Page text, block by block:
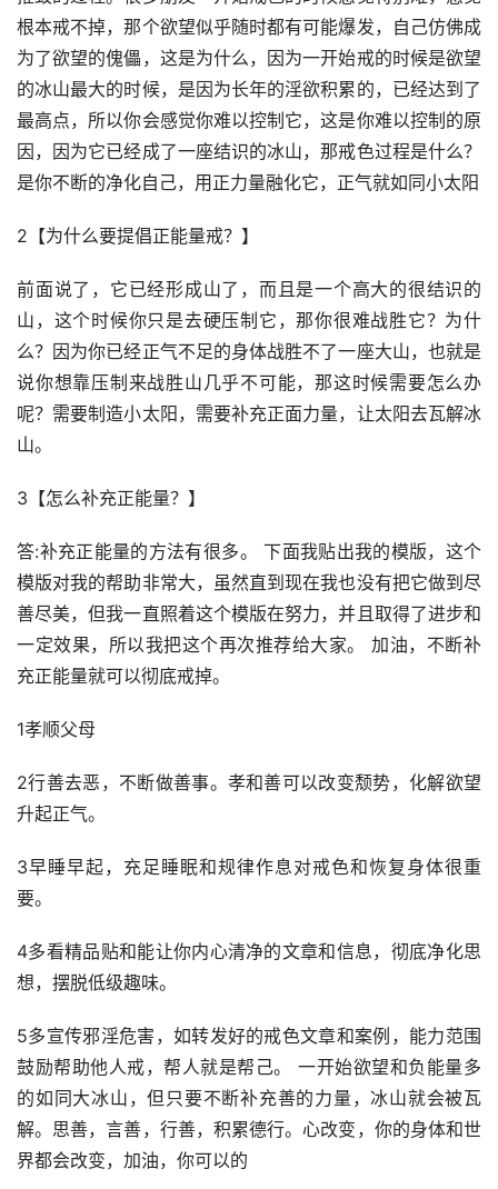
根本戒不掉，那个欲望似乎随时都有可能爆发，自己仿佛成
为了欲望的傀儡，这是为什么，因为一开始戒的时候是欲望
的冰山最大的时候，是因为长年的淫欲积累的，已经达到了
最高点，所以你会感觉你难以控制它，这是你难以控制的原
因，因为它已经成了一座结识的冰山，那戒色过程是什么？
是你不断的净化自己，用正力量融化它，正气就如同小太阳
2【为什么要提倡正能量戒？】
前面说了，它已经形成山了，而且是一个高大的很结识的
山，这个时候你只是去硬压制它，那你很难战胜它？为什
么？因为你已经正气不足的身体战胜不了一座大山，也就是
说你想靠压制来战胜山几乎不可能，那这时候需要怎么办
呢？需要制造小太阳，需要补充正面力量，让太阳去瓦解冰
山。
3【怎么补充正能量？】
答:补充正能量的方法有很多。 下面我贴出我的模版，这个
模版对我的帮助非常大，虽然直到现在我也没有把它做到尽
善尽美，但我一直照着这个模版在努力，并且取得了进步和
一定效果，所以我把这个再次推荐给大家。 加油，不断补
充正能量就可以彻底戒掉。
1孝顺父母
2行善去恶，不断做善事。孝和善可以改变颓势，化解欲望
升起正气。
3早睡早起，充足睡眠和规律作息对戒色和恢复身体很重
要。
4多看精品贴和能让你内心清净的文章和信息，彻底净化思
想，摆脱低级趣味。
5多宣传邪淫危害，如转发好的戒色文章和案例，能力范围
鼓励帮助他人戒，帮人就是帮己。 一开始欲望和负能量多
的如同大冰山，但只要不断补充善的力量，冰山就会被瓦
解。思善，言善，行善，积累德行。心改变，你的身体和世
界都会改变，加油，你可以的